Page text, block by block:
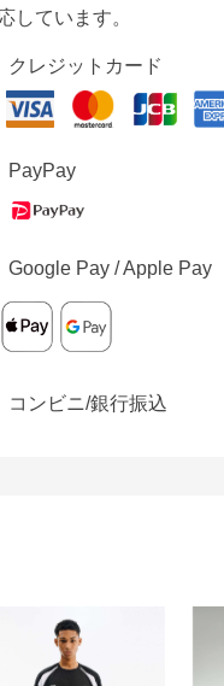
しています。
クレジットカード
PayPay
Google Pay / Apple Pay
コンビニ/銀行振込